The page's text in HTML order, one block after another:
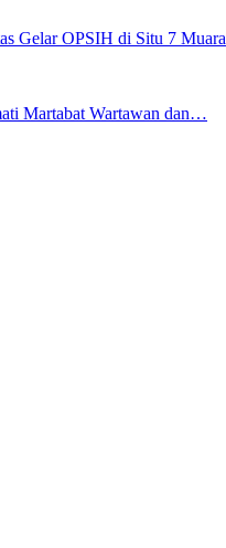
Gelar OPSIH di Situ 7 Muara
Martabat Wartawan dan…